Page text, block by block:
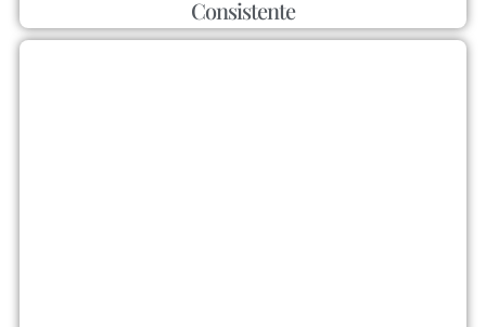
Consistente